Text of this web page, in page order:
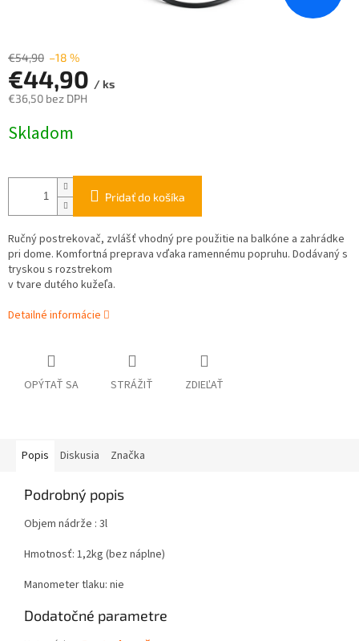
€54,90 –18 %
€44,90 / ks
€36,50 bez DPH
cena:
Skladom
Pridať do košíka
Ručný postrekovač, zvlášť vhodný pre použitie na balkóne a zahrádke
pri dome. Komfortná preprava vďaka ramennému popruhu. Dodávaný s
tryskou s rozstrekom
v tvare dutého kužeľa.
Detailné informácie
OPÝTAŤ SA STRÁŽIŤ ZDIEĽAŤ
Popis Diskusia Značka
Podrobný popis
Objem nádrže : 3l
Hmotnosť: 1,2kg (bez náplne)
Manometer tlaku: nie
Dodatočné parametre